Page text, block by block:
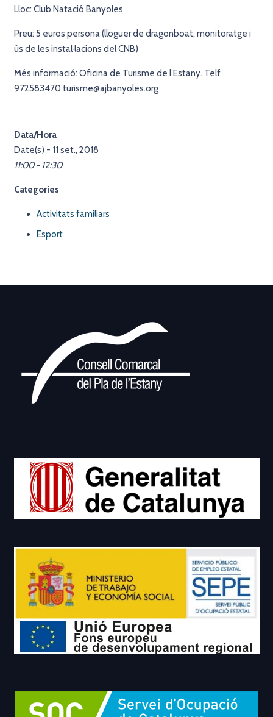
Lloc: Club Natació Banyoles
Preu: 5 euros persona (lloguer de dragonboat, monitoratge i
ús de les instal·lacions del CNB)
Més informació: Oficina de Turisme de l’Estany. Telf
972583470 turisme@ajbanyoles.org
Data/Hora
Date(s) - 11 set., 2018
11:00 - 12:30
Categories
Activitats familiars
Esport